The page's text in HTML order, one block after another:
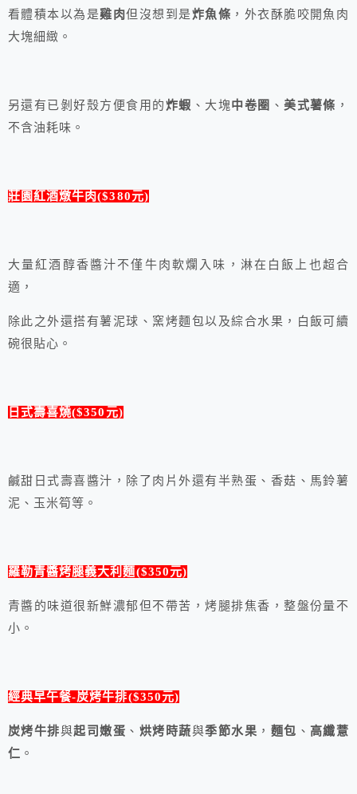
看體積本以為是雞肉但沒想到是炸魚條 ，外衣酥脆咬開魚肉
大塊細緻。
另還有已剝好殼方便食用的炸蝦 、大塊中卷圈 、美式薯條 ，
不含油耗味。
莊園紅酒燉牛肉($380元)
大量紅酒醇香醬汁不僅牛肉軟爛入味，淋在白飯上也超合
適，
除此之外還搭有薯泥球、窯烤麵包以及綜合水果，白飯可續
碗很貼心。
日式壽喜燒($350元)
鹹甜日式壽喜醬汁，除了肉片外還有半熟蛋、香菇、馬鈴薯
泥、玉米筍等。
羅勒青醬烤腿義大利麵($350元)
青醬的味道很新鮮濃郁但不帶苦，烤腿排焦香，整盤份量不
小。
經典早午餐-炭烤牛排($350元)
炭烤牛排與起司嫩蛋 、 烘烤時蔬與季節水果 ， 麵包 、 高纖薏
仁 。